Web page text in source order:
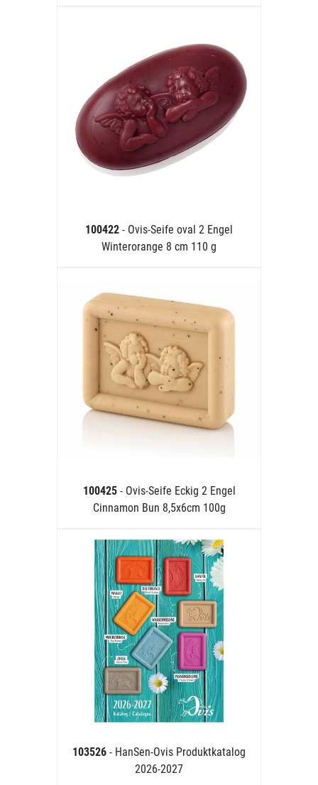
100422 - Ovis-Seife oval 2 Engel
Winterorange 8 cm 110 g
100425 - Ovis-Seife Eckig 2 Engel
Cinnamon Bun 8,5x6cm 100g
103526 - HanSen-Ovis Produktkatalog
2026-2027